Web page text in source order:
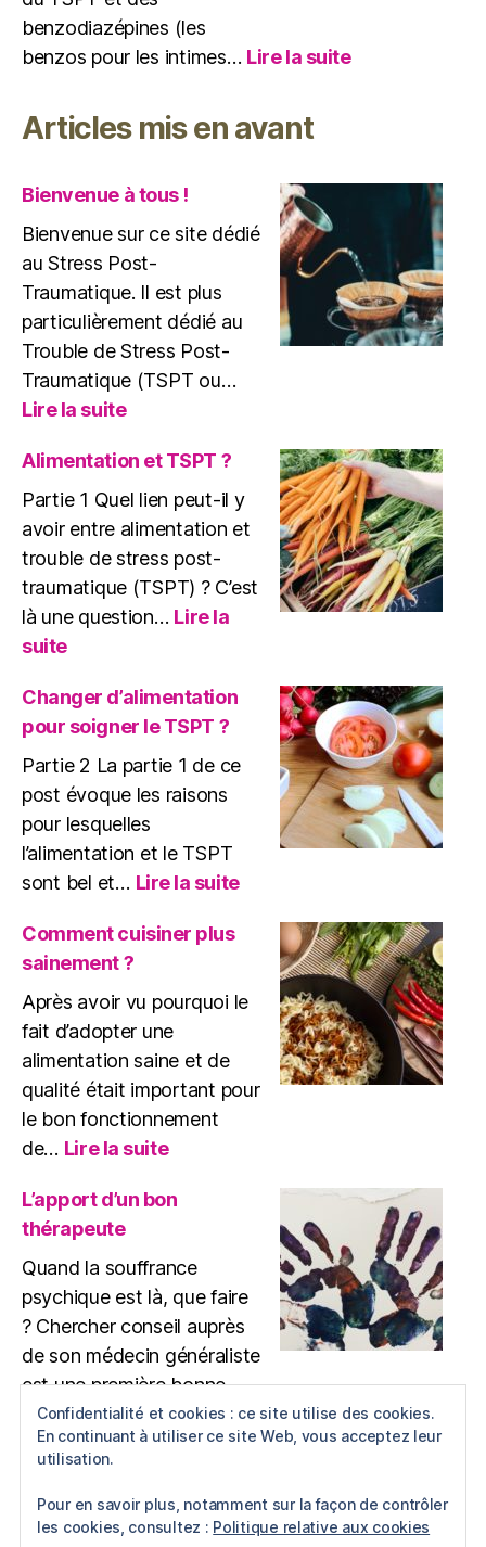
benzodiazépines (les
benzos pour les intimes… Lire la suite:
Articles mis en avant
Bienvenue à tous !
Bienvenue sur ce site dédié
au Stress Post-
Traumatique. Il est plus
particulièrement dédié au
Trouble de Stress Post-
Traumatique (TSPT ou…
Lire la suite:
à
!
Alimentation et TSPT ?
Partie 1 Quel lien peut-il y
avoir entre alimentation et
trouble de stress post-
traumatique (TSPT) ? C’est
là une question… Lire la
suite:
et
TSPT
?
Changer d’alimentation
pour soigner le TSPT ?
Partie 2 La partie 1 de ce
post évoque les raisons
pour lesquelles
l’alimentation et le TSPT
sont bel et… Lire la suite:
d’alimentation
pour
soigner
le
TSPT
Comment cuisiner plus
sainement ?
Après avoir vu pourquoi le
fait d’adopter une
alimentation saine et de
qualité était important pour
le bon fonctionnement
de… Lire la suite:
cuisiner
?
L’apport d’un bon
thérapeute
Quand la souffrance
psychique est là, que faire
? Chercher conseil auprès
de son médecin généraliste
est une première bonne…
Lire la suite:
L’apport
thérapeute
Exercice physique
Pratiquer un exercice
physique régulièrement est
Confidentialité et cookies : ce site utilise des cookies.
En continuant à utiliser ce site Web, vous acceptez leur
utilisation.
Pour en savoir plus, notamment sur la façon de contrôler
les cookies, consultez : Politique relative aux cookies